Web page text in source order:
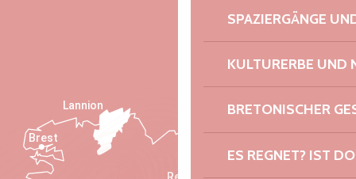
SPAZIERGÄNGE
KULTURERBE UND
BRETONISCHER
ES REGNET? IST
Lannion
Brest